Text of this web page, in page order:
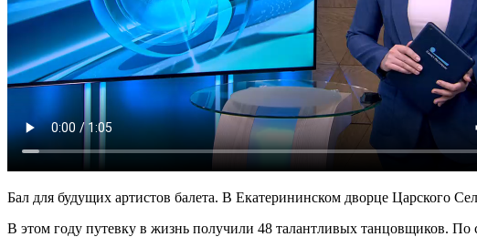
Бал для будущих артистов балета. В Екатерининском дворце Царского
В этом году путевку в жизнь получили 48 талантливых танцовщиков.